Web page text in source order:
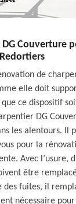
Couverture
de
elle doit
ce dispositif
DG
les alentours. Il
pour la
Avec l’usure,
être
des fuites, il
nécessaire